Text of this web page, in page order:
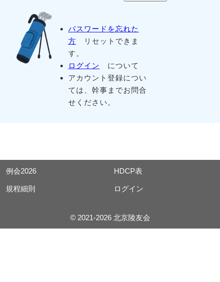
パスワードを忘れた
方 リセットできま
す。
ログイン
について
アカウント登録につい
ては、幹事までお問合
せください。
例会2026 HDCP表
規程細則 ログイン
© 2021-2026 北京陵友会